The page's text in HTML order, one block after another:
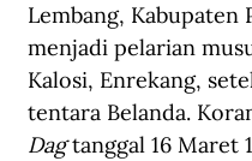
Lembang, Kabupaten
menjadi pelarian
Kalosi, Enrekang,
tentara Belanda.
Dag tanggal 16 Maret